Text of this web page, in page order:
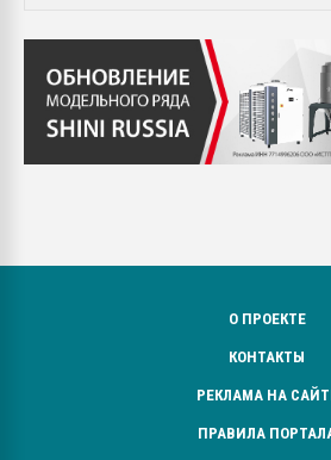
О ПРОЕКТЕ
КОНТАКТЫ
РЕКЛАМА НА
ПРАВИЛА